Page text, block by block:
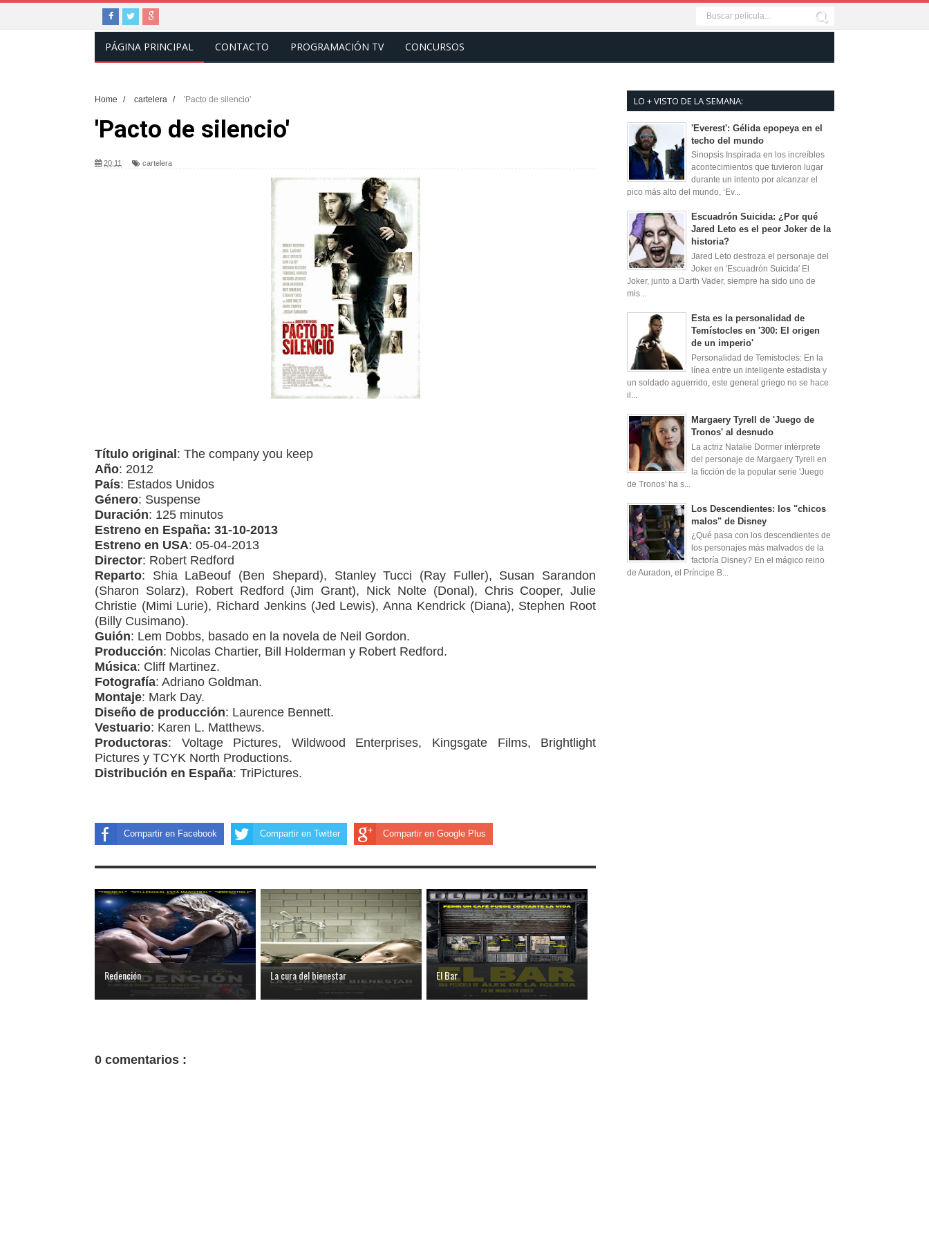
PÁGINA PRINCIPAL CONTACTO PROGRAMACIÓN TV CONCURSOS
Home / cartelera / 'Pacto de silencio'
'Pacto de silencio'
20:11 cartelera
Título original : The company you keep
Año: 2012
País: Estados Unidos
Género: Suspense
Duración: 125 minutos
Estreno en España: 31-10-2013
Estreno en USA: 05-04-2013
Director: Robert Redford
Reparto: Shia LaBeouf (Ben Shepard), Stanley Tucci (Ray Fuller), Susan Sarandon
(Sharon Solarz), Robert Redford (Jim Grant), Nick Nolte (Donal), Chris Cooper, Julie
Christie (Mimi Lurie), Richard Jenkins (Jed Lewis), Anna Kendrick (Diana), Stephen Root
(Billy Cusimano).
Guión: Lem Dobbs, basado en la novela de Neil Gordon.
Producción: Nicolas Chartier, Bill Holderman y Robert Redford.
Música: Cliff Martinez.
Fotografía: Adriano Goldman.
Montaje: Mark Day.
Diseño de producción: Laurence Bennett.
Vestuario: Karen L. Matthews.
Productoras: Voltage Pictures, Wildwood Enterprises, Kingsgate Films, Brightlight
Pictures y TCYK North Productions.
Distribución en España: TriPictures.
Compartir en Facebook Compartir en Twitter Compartir en Google Plus
Redención La cura del bienestar El Bar
0 comentarios :
LO + VISTO DE LA SEMANA:
'Everest': Gélida epopeya en el
techo del mundo
Sinopsis Inspirada en los increíbles
acontecimientos que tuvieron lugar
durante un intento por alcanzar el
pico más alto del mundo, ‘Ev...
Escuadrón Suicida: ¿Por qué
Jared Leto es el peor Joker de la
historia?
Jared Leto destroza el personaje del
Joker en 'Escuadrón Suicida' El
Joker, junto a Darth Vader, siempre ha sido uno de
mis...
Esta es la personalidad de
Temístocles en '300: El origen
de un imperio'
Personalidad de Temístocles: En la
línea entre un inteligente estadista y
un soldado aguerrido, este general griego no se hace
il...
Margaery Tyrell de 'Juego de
Tronos' al desnudo
La actriz Natalie Dormer intérprete
del personaje de Margaery Tyrell en
la ficción de la popular serie 'Juego
de Tronos' ha s...
Los Descendientes: los "chicos
malos" de Disney
¿Qué pasa con los descendientes de
los personajes más malvados de la
factoría Disney? En el mágico reino
de Auradon, el Príncipe B...